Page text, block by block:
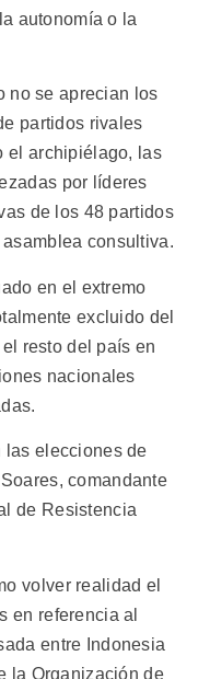
autonomía o la
no se aprecian los
partidos rivales
el archipiélago, las
por líderes
de los 48 partidos
consultiva.
en el extremo
excluido del
resto del país en
nacionales
las elecciones de
comandante
de Resistencia
volver realidad el
en referencia al
entre Indonesia
la Organización de